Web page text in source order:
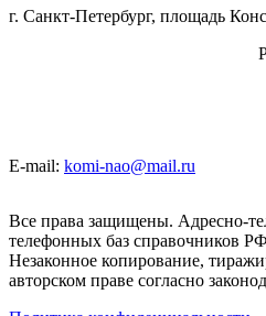
г. Санкт-Петербург, площадь
E-mail: komi-nao@mail.ru
Все права защищены. Адресно-
телефонных баз справочников
Незаконное копирование,
авторском праве согласно